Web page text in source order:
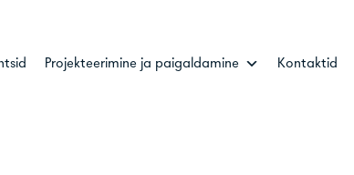
Projekteerimine ja paigaldamine Kontaktid